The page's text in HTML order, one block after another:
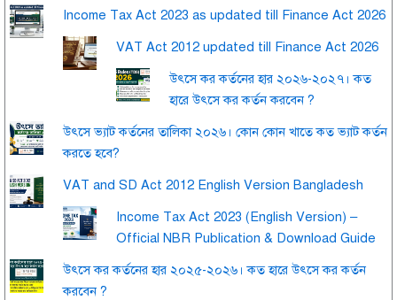
Income Tax Act 2023 as updated till Finance Act 2026
VAT Act 2012 updated till Finance Act 2026
উৎসে কর কর্তনের হার ২০২৬-২০২৭। কত
হারে উৎসে কর কর্তন করবেন ?
উৎসে ভ্যাট কর্তনের তালিকা ২০২৬। কোন কোন খাতে কত ভ্যাট কর্তন
করতে হবে?
VAT and SD Act 2012 English Version Bangladesh
Income Tax Act 2023 (English Version) –
Official NBR Publication & Download Guide
উৎসে কর কর্তনের হার ২০২৫-২০২৬। কত হারে উৎসে কর কর্তন
করবেন ?